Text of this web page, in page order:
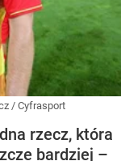
/ Cyfrasport
rzecz, która
bardziej –